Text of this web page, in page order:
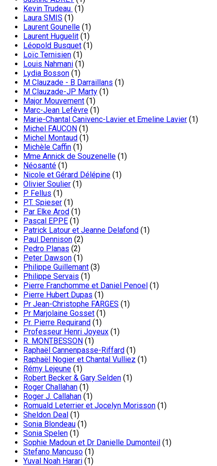
Kevin Trudeau (1)
Laura SMIS (1)
Laurent Gounelle (1)
Laurent Huguelit (1)
Léopold Busquet (1)
Loïc Ternisien (1)
Louis Nahmani (1)
Lydia Bosson (1)
M Clauzade - B Darraillans (1)
M Clauzade-JP Marty (1)
Major Mouvement (1)
Marc-Jean Lefèvre (1)
Marie-Chantal Canivenc-Lavier et Emeline Lavier (1)
Michel FAUCON (1)
Michel Montaud (1)
Michèle Caffin (1)
Mme Annick de Souzenelle (1)
Néosanté (1)
Nicole et Gérard Délépine (1)
Olivier Soulier (1)
P. Fellus (1)
P.T. Spieser (1)
Par Elke Arod (1)
Pascal EPPE (1)
Patrick Latour et Jeanne Delafond (1)
Paul Dennison (2)
Pedro Planas (2)
Peter Dawson (1)
Philippe Guillemant (3)
Philippe Servais (1)
Pierre Franchomme et Daniel Penoel (1)
Pierre Hubert Dupas (1)
Pr Jean-Christophe FARGES (1)
Pr Marjolaine Gosset (1)
Pr. Pierre Requirand (1)
Professeur Henri Joyeux (1)
R. MONTBESSON (1)
Raphaël Cannenpasse-Riffard (1)
Raphaël Nogier et Chantal Vulliez (1)
Rémy Lejeune (1)
Robert Becker & Gary Selden (1)
Roger Challahan (1)
Roger J. Callahan (1)
Romuald Leterrier et Jocelyn Morisson (1)
Sheldon Deal (1)
Sonia Blondeau (1)
Sonia Spelen (1)
Sophie Madoun et Dr Danielle Dumonteil (1)
Stefano Mancuso (1)
Yuval Noah Harari (1)